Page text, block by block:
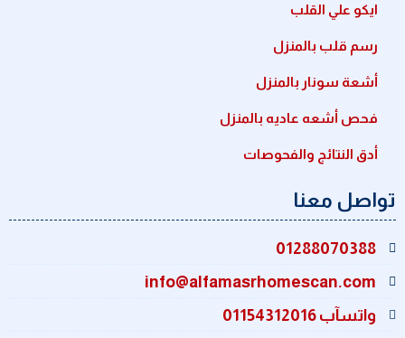
ايكو علي القلب
رسم قلب بالمنزل
أشعة سونار بالمنزل
فحص أشعه عاديه بالمنزل
أدق النتائج والفحوصات
تواصل معنا
01288070388
info@alfamasrhomescan.com
واتسآب 01154312016